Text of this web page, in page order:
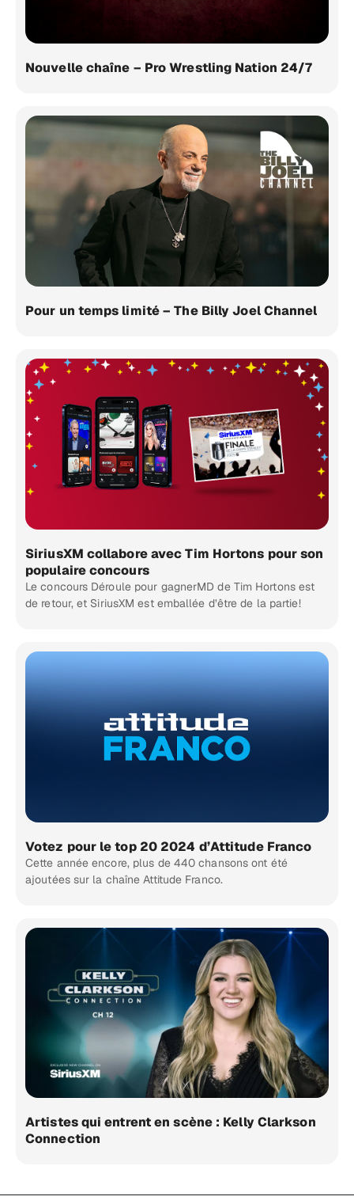
Nouvelle chaîne – Pro Wrestling Nation 24/7
Pour un temps limité – The Billy Joel Channel
SiriusXM collabore avec Tim Hortons pour son
populaire concours
Le concours Déroule pour gagnerMD de Tim Hortons est
de retour, et SiriusXM est emballée d’être de la partie!
Votez pour le top 20 2024 d’Attitude Franco
Cette année encore, plus de 440 chansons ont été
ajoutées sur la chaîne Attitude Franco.
Artistes qui entrent en scène : Kelly Clarkson
Connection